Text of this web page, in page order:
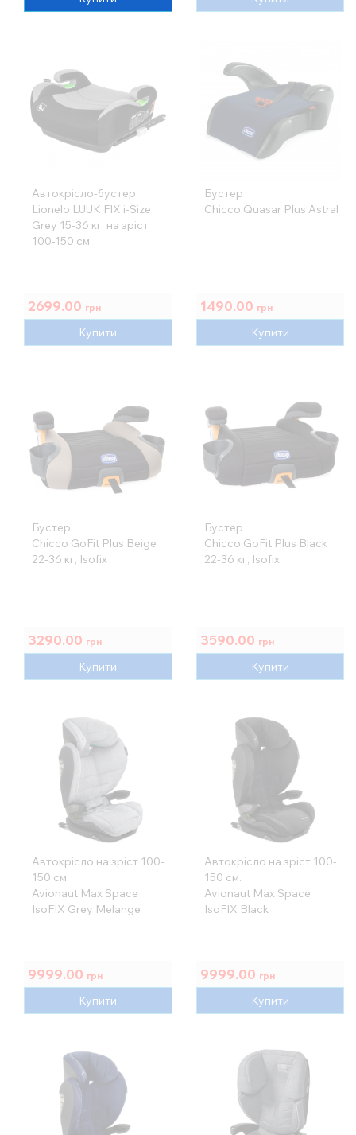
Автокрісло-бустер
Lionelo LUUK FIX i-Size
Grey 15-36 кг, на зріст
100-150 см
2699.00 грн
Купити
Бустер
Chicco Quasar Plus Astral
1490.00 грн
Купити
Бустер
Chicco GoFit Plus Beige
22-36 кг, Isofix
3290.00 грн
Купити
Бустер
Chicco GoFit Plus Black
22-36 кг, Isofix
3590.00 грн
Купити
Автокрісло на зріст 100-
150 см.
Avionaut Max Space
IsoFIX Grey Melange
9999.00 грн
Купити
Автокрісло на зріст 100-
150 см.
Avionaut Max Space
IsoFIX Black
9999.00 грн
Купити